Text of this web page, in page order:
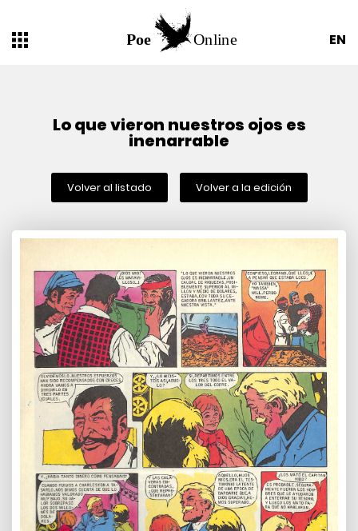
EN
Lo que vieron nuestros ojos es
inenarrable
Volver al listado Volver a la edición